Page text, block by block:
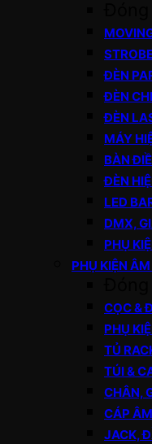
ĐÈN
ĐÈN
ĐÈN
MÁY
BÀN
ĐÈN
LED
DMX,
PHỤ
PHỤ KIỆN
CỌC &
PHỤ
TỦ
TÚI &
CHÂN,
CÁP
JACK,